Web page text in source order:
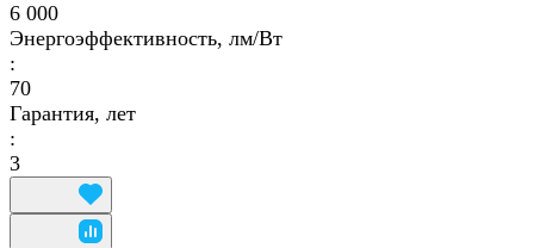
6 000
Энергоэффективность, лм/Вт
:
70
Гарантия, лет
:
3